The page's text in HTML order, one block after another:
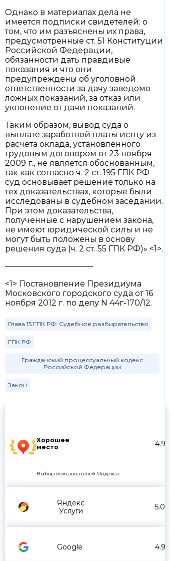
Хорошее
место
4.9
Выбор пользователей Яндекса
Яндекс
Услуги
5.0
Google 4.9
Однако в материалах дела не
имеется подписки свидетелей: о
том, что им разъяснены их права,
предусмотренные ст. 51 Конституции
Российской Федерации,
обязанности дать правдивые
показания и что они
предупреждены об уголовной
ответственности за дачу заведомо
ложных показаний, за отказ или
уклонение от дачи показаний.
Таким образом, вывод суда о
выплате заработной платы истцу из
расчета оклада, установленного
трудовым договором от 23 ноября
2009 г., не является обоснованным,
так как согласно ч. 2 ст. 195 ГПК РФ
суд основывает решение только на
тех доказательствах, которые были
исследованы в судебном заседании.
При этом доказательства,
полученные с нарушением закона,
не имеют юридической силы и не
могут быть положены в основу
решения суда (ч. 2 ст. 55 ГПК РФ)» <1>.
———————————
<1> Постановление Президиума
Московского городского суда от 16
ноября 2012 г. по делу N 44г-170/12.
Глава 15 ГПК РФ: Судебное разбирательство
ГПК РФ
Гражданский процессуальный кодекс
Российской Федерации
Закон